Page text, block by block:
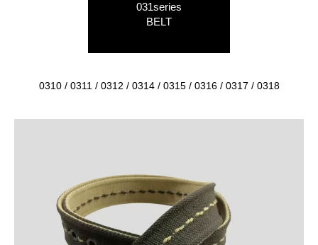
031series
BELT
0310 / 0311 / 0312 / 0314 / 0315 / 0316 / 0317 / 0318